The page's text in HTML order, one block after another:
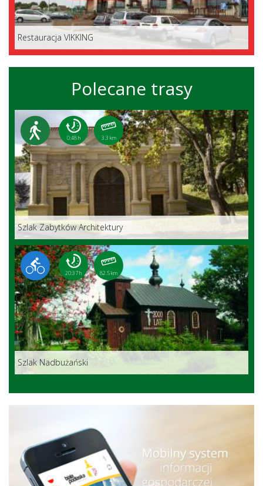
Restauracja VIKKING
Polecane trasy
0:48 h 3.3 km
Szlak Zabytków Architektury
20:37 h 82.5 km
Szlak Nadbużański